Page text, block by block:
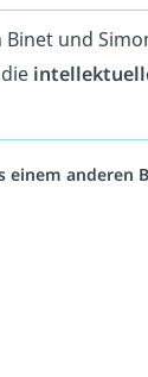
und
anderen